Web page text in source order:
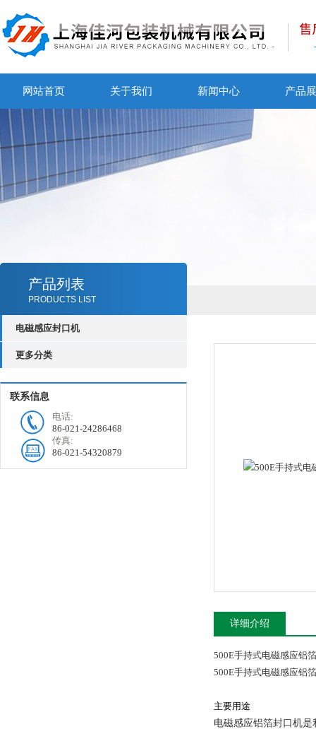
网站首页 关于我们 新闻中心 产品
产品列表
PRODUCTS LIST
电磁感应封口机
更多分类
联系信息
电话:
86-021-24286468
传真:
86-021-54320879
详细介绍
500E手持式电磁感应铝
500E手持式电磁感应铝
主要用途
电磁感应铝箔封口机